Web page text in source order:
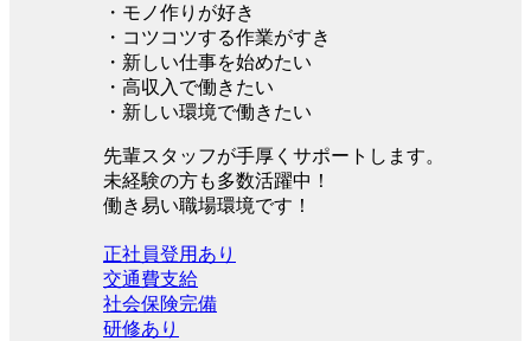
・モノ作りが好き
・コツコツする作業がすき
・新しい仕事を始めたい
・高収入で働きたい
・新しい環境で働きたい
先輩スタッフが手厚くサポートします。
未経験の方も多数活躍中！
働き易い職場環境です！
正社員登用あり
交通費支給
社会保険完備
研修あり